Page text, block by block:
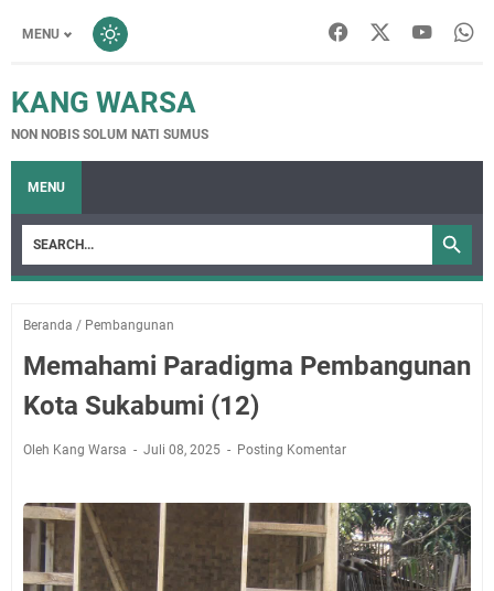
MENU
KANG WARSA
NON NOBIS SOLUM NATI SUMUS
MENU
Beranda / Pembangunan
Memahami Paradigma Pembangunan
Kota Sukabumi (12)
Oleh Kang Warsa Juli 08, 2025 Posting Komentar